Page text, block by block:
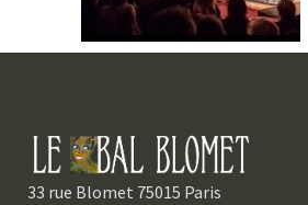
33 rue Blomet 75015 Paris